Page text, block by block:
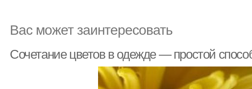
Вас может заинтересовать
Сочетание цветов в одежде — простой